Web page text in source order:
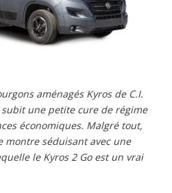
aménagés Kyros de C.I.
une petite cure de régime
économiques. Malgré tout,
montre séduisant avec une
le Kyros 2 Go est un vrai